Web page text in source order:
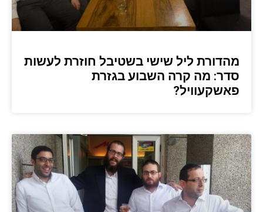
מהדורת ליל שישי בשטיבל חוזרת לעשות
סדר: מה קרה השבוע בגזרת
פאשקעוויל?